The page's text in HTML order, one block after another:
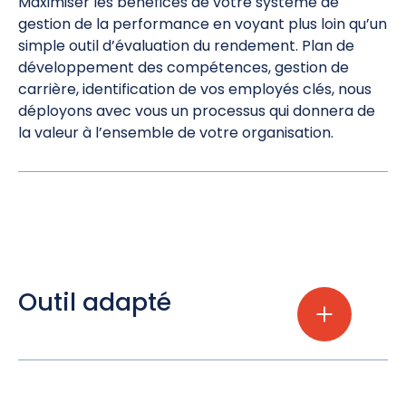
gestion de la performance en voyant plus loin qu’un
simple outil d’évaluation du rendement. Plan de
développement des compétences, gestion de
carrière, identification de vos employés clés, nous
déployons avec vous un processus qui donnera de
la valeur à l’ensemble de votre organisation.
Basé sur des
Outil adapté